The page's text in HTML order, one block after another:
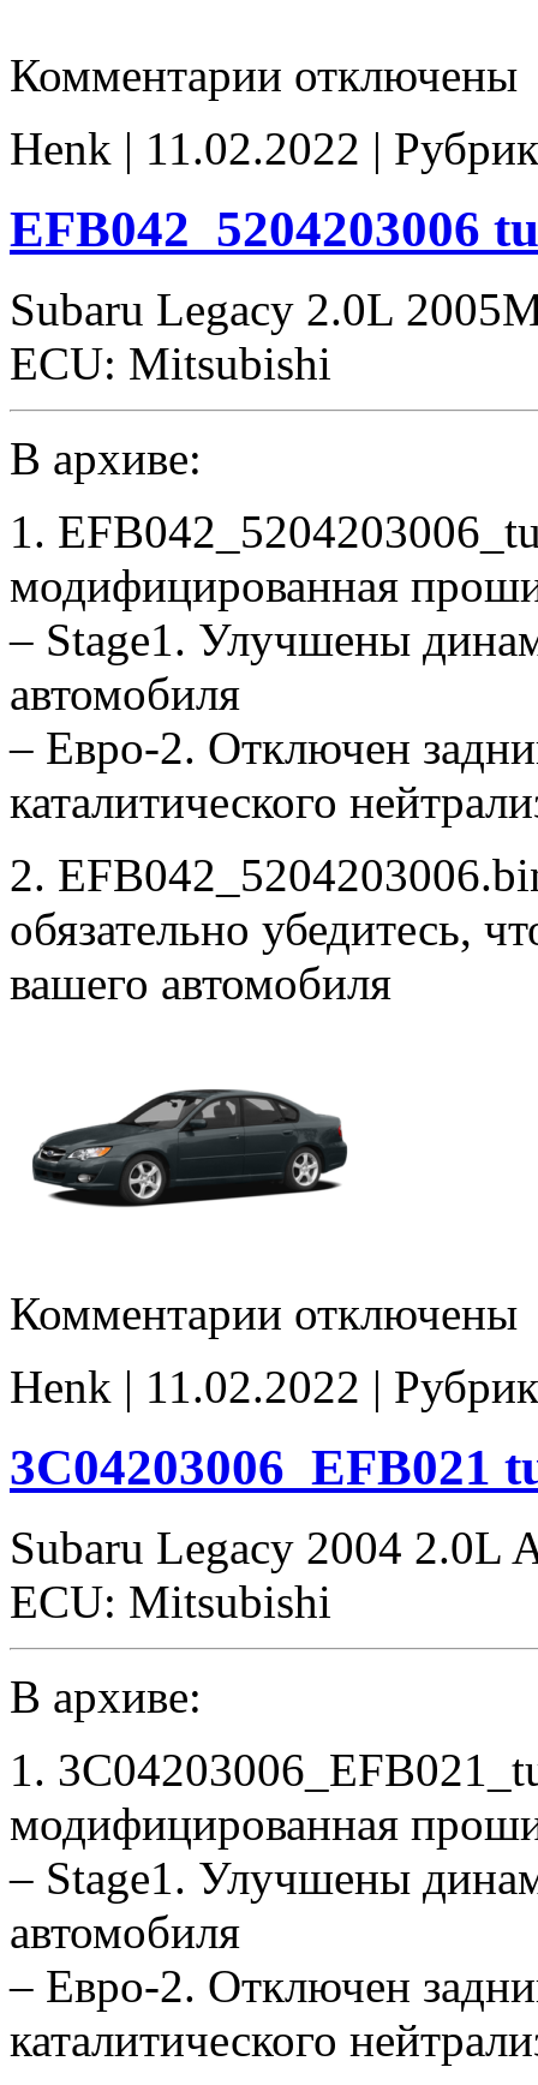
Комментарии записи
отключены
Henk | 11.02.2022 |
EFB042_5204203006
Subaru Legacy 2.0L
ECU: Mitsubishi
В архиве:
1.
модифицированная
– Stage1. Улучшены
автомобиля
– Евро-2. Отключен
каталитического
2.
обязательно убедитесь,
вашего автомобиля
Комментарии записи
E2
отключены
Henk | 11.02.2022 |
3C04203006_EFB021
Subaru Legacy 2004 2.0L
ECU: Mitsubishi
В архиве:
1.
модифицированная
– Stage1. Улучшены
автомобиля
– Евро-2. Отключен
каталитического